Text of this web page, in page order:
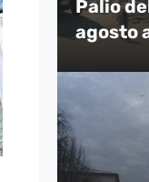
Palio
agosto